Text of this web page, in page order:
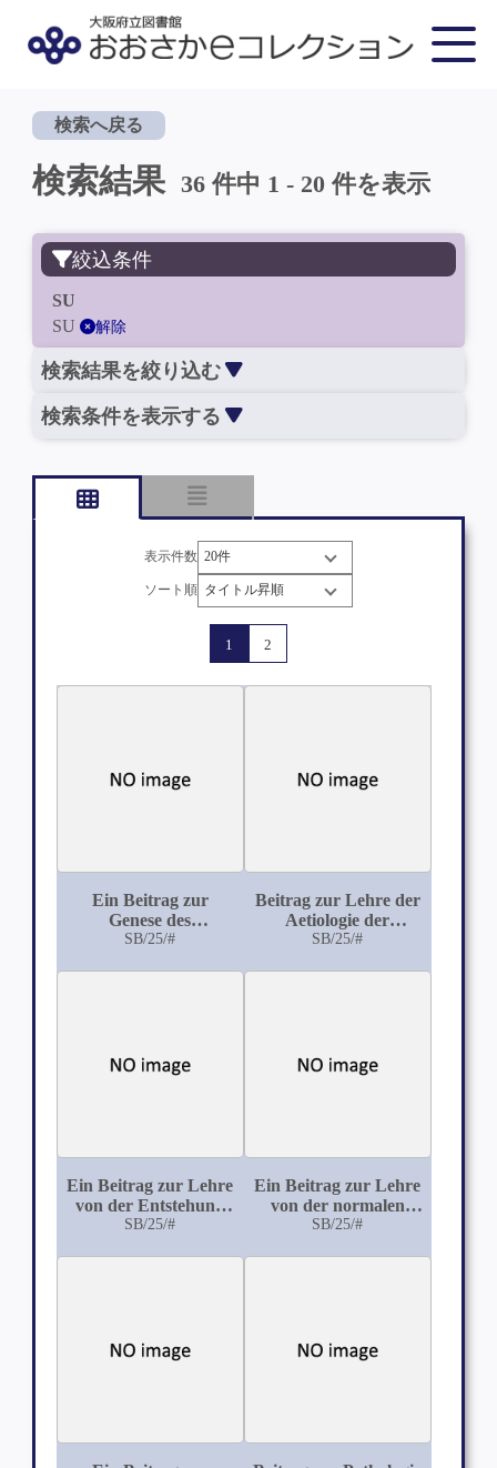
検索へ戻る
検索結果 36 件中 1 - 20 件を表示
絞込条件
SU
SU
解除
検索結果を絞り込む
検索条件を表示する
表示件数
ソート順
1 2
Ein Beitrag zur
Genese des
Lebercavernoms
SB/25/#
Beitrag zur Lehre der
Aetiologie der
angeborenen
SB/25/#
Ein Beitrag zur Lehre
von der Entstehung
der Herzschwielen
SB/25/#
Ein Beitrag zur Lehre
von der normalen
Resorption und dem
SB/25/#